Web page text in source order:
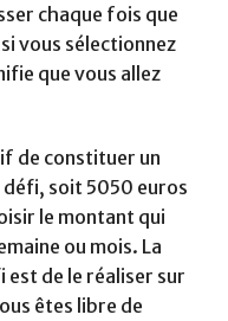
chaque fois que
vous sélectionnez
que vous allez
de constituer un
défi, soit 5050 euros
le montant qui
ou mois. La
est de le réaliser sur
êtes libre de